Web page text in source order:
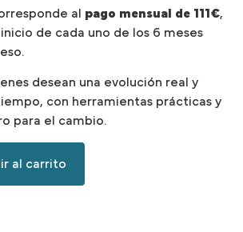
al pago mensual de 111€,
de cada uno de los 6 meses
desean una evolución real y
con herramientas prácticas y
para el cambio.
al carrito